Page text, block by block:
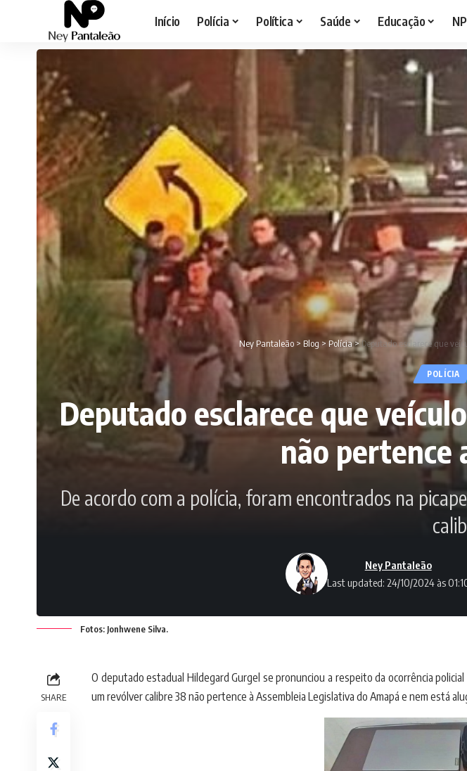
Início Polícia Política Saúde Educação
Ney Pantaleão > Blog> Polícia>Deputado esclarece que
POLÍCIA
Deputado esclarece que
não pertence
De acordo com a polícia, foram encontrados na
Last updated: 24/10/2024 às
Ney Pantaleão
Fotos: Jonhwene Silva.
SHARE
O deputado estadual Hildegard Gurgel se pronunciou a respeito da ocorrência
um revólver calibre 38 não pertence à Assembleia Legislativa do Amapá e nem está